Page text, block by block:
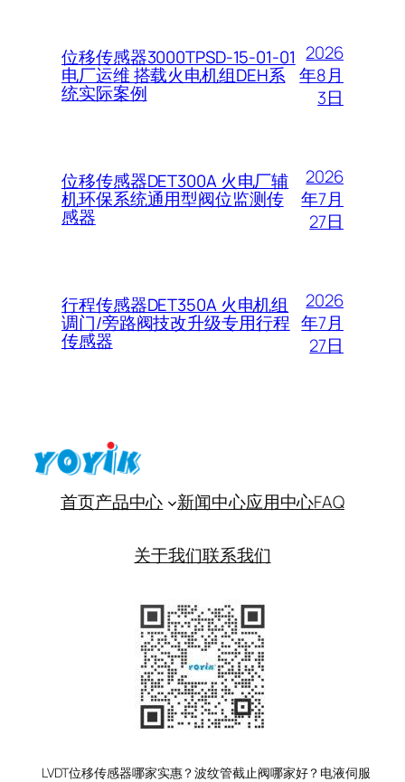
位移传感器3000TPSD-15-01-01
电厂运维 搭载火电机组DEH系
统实际案例
2026
年8月
3日
位移传感器DET300A 火电厂辅
机环保系统通用型阀位监测传
感器
2026
年7月
27日
行程传感器DET350A 火电机组
调门/旁路阀技改升级专用行程
传感器
2026
年7月
27日
首页产品中心 新闻中心应用中心FAQ
关于我们联系我们
LVDT位移传感器哪家实惠？波纹管截止阀哪家好？电液伺服